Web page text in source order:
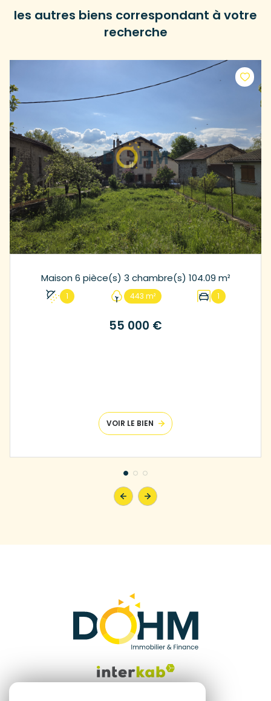
les autres biens correspondant à votre
recherche
Maison 6 pièce(s) 3 chambre(s) 104.09 m²
1 443 m² 1
55 000 €
VOIR LE BIEN